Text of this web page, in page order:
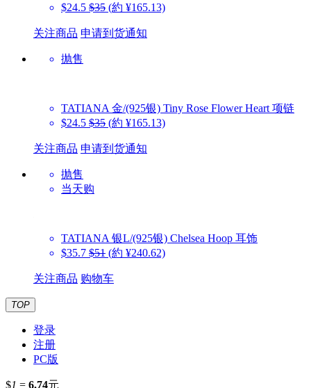
$24.5 $35 (約 ¥165.13)
关注商品 申请到货通知
抛售
TATIANA 金/(925银) Tiny Rose Flower Heart 项链
$24.5 $35 (約 ¥165.13)
关注商品 申请到货通知
抛售
当天购
TATIANA 银L/(925银) Chelsea Hoop 耳饰
$35.7 $51 (約 ¥240.62)
关注商品 购物车
TOP
登录
注册
PC版
$1 = 6.74元